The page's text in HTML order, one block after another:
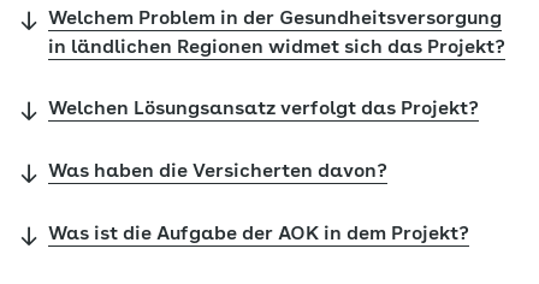
Welchem Problem in der Gesundheitsversorgung
in ländlichen Regionen widmet sich das Projekt?
Welchen Lösungsansatz verfolgt das Projekt?
Was haben die Versicherten davon?
Was ist die Aufgabe der AOK in dem Projekt?